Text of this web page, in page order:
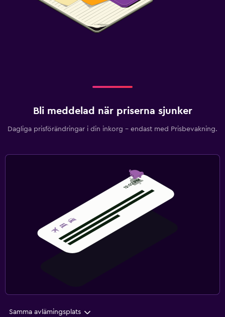
Bli meddelad när priserna sjunker
Dagliga prisförändringar i din inkorg – endast med Prisbevakning.
Samma avlämingsplats